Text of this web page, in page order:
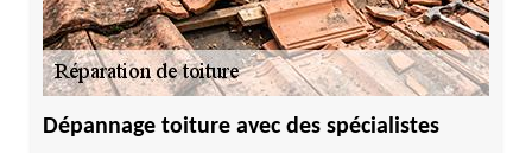
Dépannage toiture avec des spécialistes